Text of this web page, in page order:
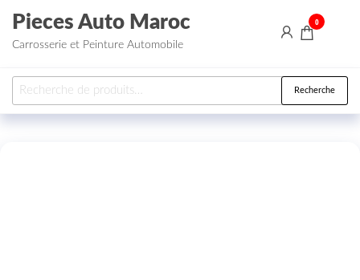
Aller au contenu
Pieces Auto Maroc
Carrosserie et Peinture Automobile
0
Recherche pour : Recherche